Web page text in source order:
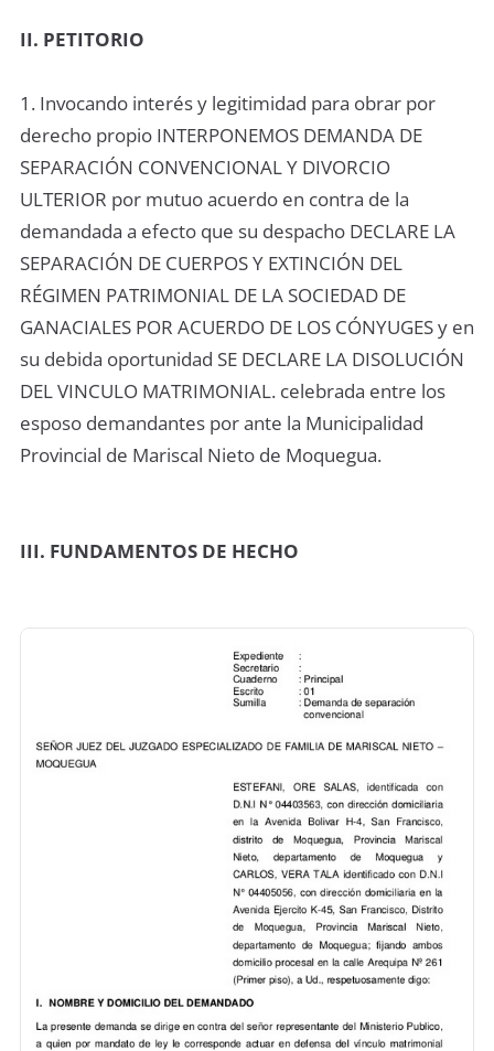
II. PETITORIO
1. Invocando interés y legitimidad para obrar por
derecho propio INTERPONEMOS DEMANDA DE
SEPARACIÓN CONVENCIONAL Y DIVORCIO
ULTERIOR por mutuo acuerdo en contra de la
demandada a efecto que su despacho DECLARE LA
SEPARACIÓN DE CUERPOS Y EXTINCIÓN DEL
RÉGIMEN PATRIMONIAL DE LA SOCIEDAD DE
GANACIALES POR ACUERDO DE LOS CÓNYUGES y en
su debida oportunidad SE DECLARE LA DISOLUCIÓN
DEL VINCULO MATRIMONIAL. celebrada entre los
esposo demandantes por ante la Municipalidad
Provincial de Mariscal Nieto de Moquegua.
III. FUNDAMENTOS DE HECHO